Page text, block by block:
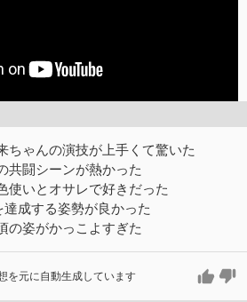
ちゃんの演技が上手くて驚いた
共闘シーンが熱かった
使いとオサレで好きだった
成する姿勢が良かった
の姿がかっこよすぎた
を元に自動生成しています